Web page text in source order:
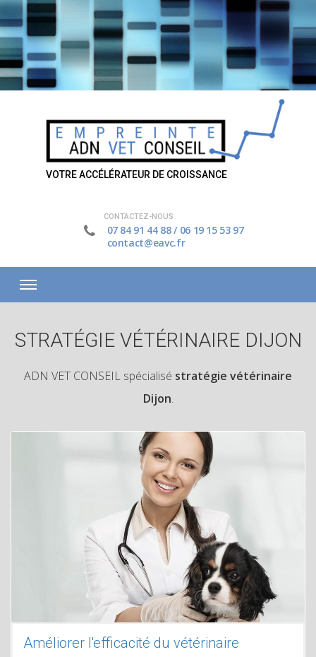
VOTRE ACCÉLÉRATEUR DE CROISSANCE
CONTACTEZ-NOUS
07 84 91 44 88/ 06 19 15 53 97
contact@eavc.fr
STRATÉGIE VÉTÉRINAIRE DIJON
ADN VET CONSEIL spécialisé stratégie vétérinaire
Dijon.
Améliorer l'efficacité du vétérinaire